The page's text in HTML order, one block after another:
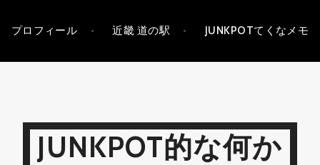
プロフィール 近畿 道の駅 JUNKPOTてくなメモ
JUNKPOT的な何か